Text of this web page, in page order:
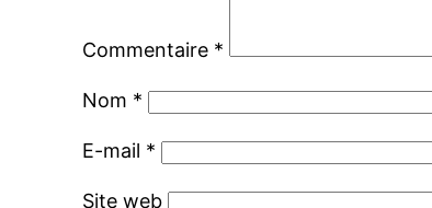
Commentaire *
Nom *
E-mail *
Site web